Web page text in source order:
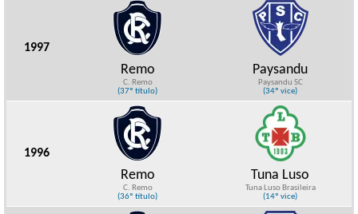
1997
Remo
C. Remo
(37º título)
Paysandu
Paysandu SC
(34º vice)
1996
Remo
C. Remo
(36º título)
Tuna Luso
Tuna Luso Brasileira
(14º vice)